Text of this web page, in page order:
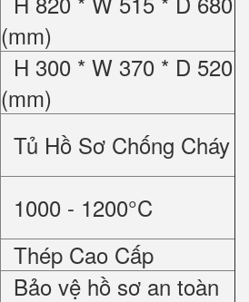
(mm)
H 300 * W 370 * D 520
(mm)
Tủ Hồ Sơ Chống Cháy
1000 - 1200°C
Thép Cao Cấp
Bảo vệ hồ sơ an toàn